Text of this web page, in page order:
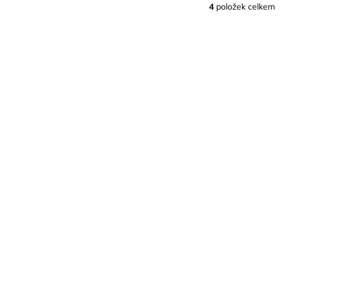
O
4položek celkem